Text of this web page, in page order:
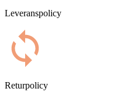
Leveranspolicy
Returpolicy